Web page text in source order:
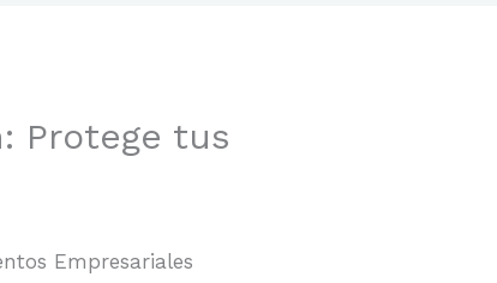
Protege tus
Empresariales